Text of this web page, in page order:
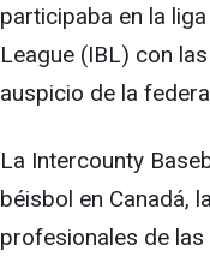
participaba en la
League (IBL) con
auspicio de la
La Intercounty
béisbol en Canadá,
profesionales de